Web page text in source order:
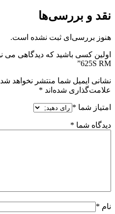
نقد و بررسی‌ها
هنوز بررسی‌ای ثبت نشده است.
اولین کسی باشید که دیدگاهی
625S RM”
نشانی ایمیل شما منتشر نخواهد
علامت‌گذاری شده‌اند *
امتیاز شما *
دیدگاه شما *
نام *